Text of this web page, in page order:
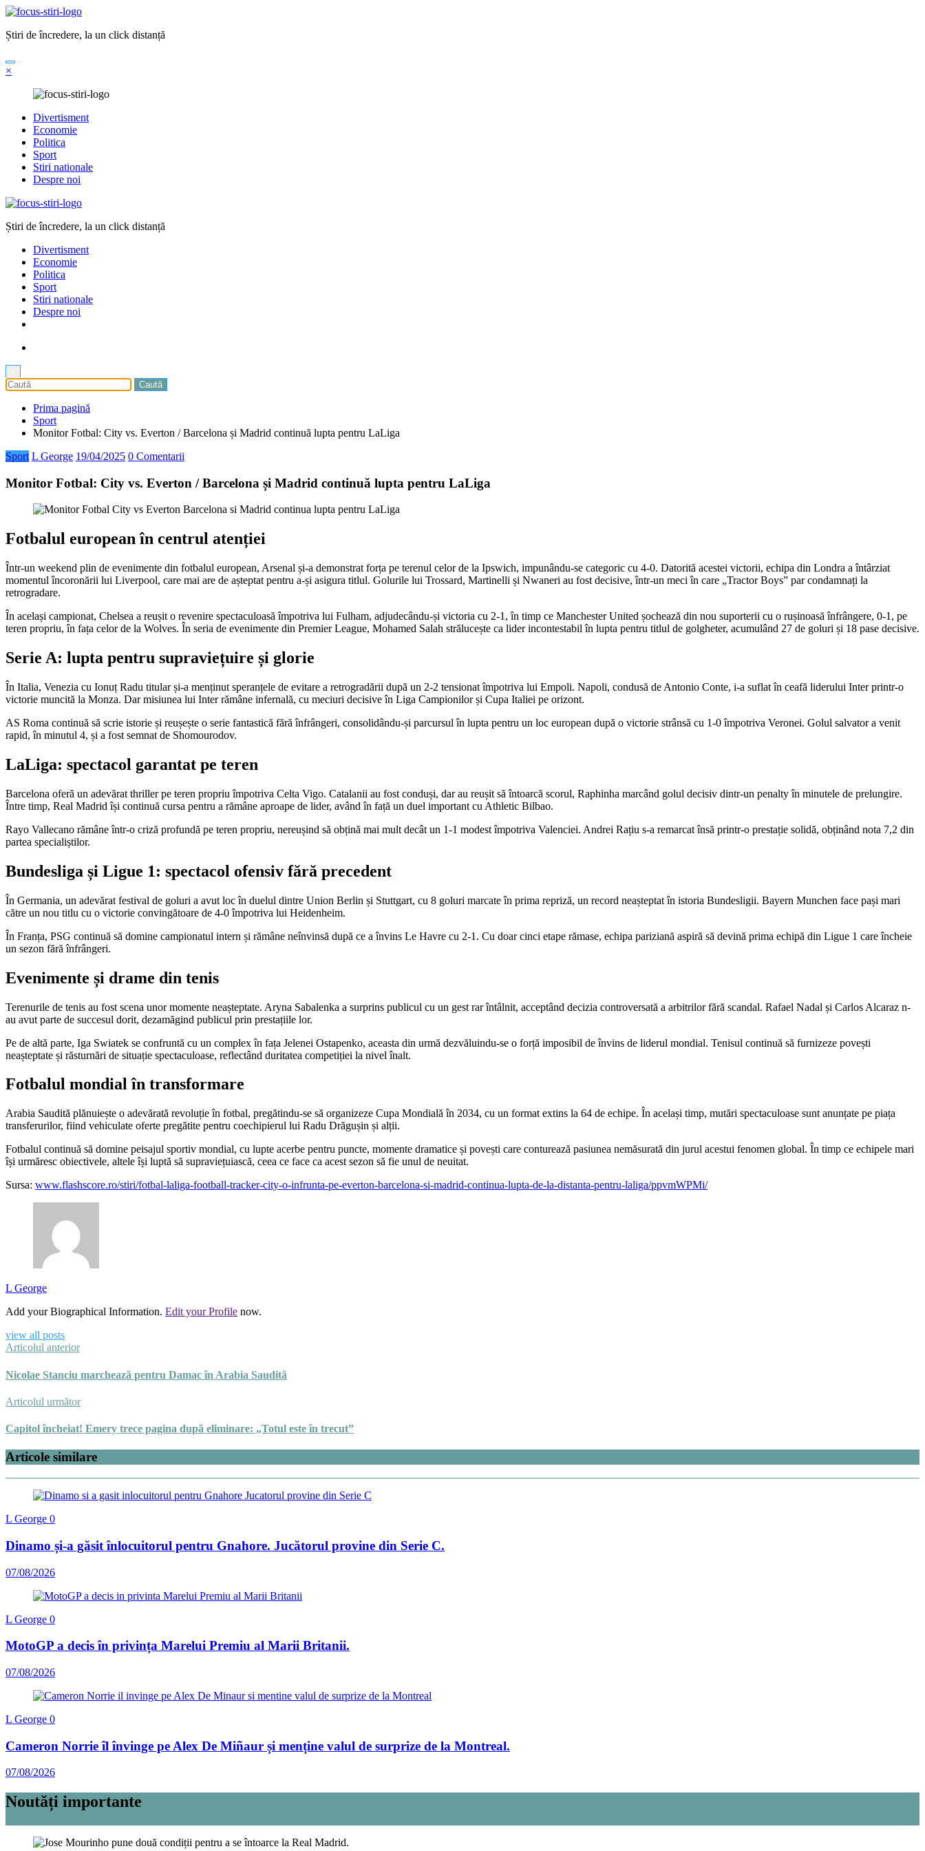
Sari
conținut
Știri de încredere, la un click distanță
×
Divertisment
Economie
Politica
Sport
Stiri nationale
Despre noi
Știri de încredere, la un click distanță
Divertisment
Economie
Politica
Sport
Stiri nationale
Despre noi
Prima pagină
Sport
Monitor Fotbal: City vs. Everton / Barcelona și Madrid continuă lupta pentru LaLiga
Sport L George 19/04/2025 0 Comentarii
Monitor Fotbal: City vs. Everton / Barcelona și Madrid continuă lupta pentru LaLiga
Fotbalul european în centrul atenției
Într-un weekend plin de evenimente din fotbalul european, Arsenal și-a demonstrat forța pe terenul celor de la Ipswich, impunându-se categoric cu 4-0. Datorită acestei victorii, echipa din Londra a întârziat
momentul încoronării lui Liverpool, care mai are de așteptat pentru a-și asigura titlul. Golurile lui Trossard, Martinelli și Nwaneri au fost decisive, într-un meci în care „Tractor Boys” par condamnați la
retrogradare.
În același campionat, Chelsea a reușit o revenire spectaculoasă împotriva lui Fulham, adjudecându-și victoria cu 2-1, în timp ce Manchester United șochează din nou suporterii cu o rușinoasă înfrângere, 0-1, pe
teren propriu, în fața celor de la Wolves. În seria de evenimente din Premier League, Mohamed Salah strălucește ca lider incontestabil în lupta pentru titlul de golgheter, acumulând 27 de goluri și 18 pase decisive.
Serie A: lupta pentru supraviețuire și glorie
În Italia, Venezia cu Ionuț Radu titular și-a menținut speranțele de evitare a retrogradării după un 2-2 tensionat împotriva lui Empoli. Napoli, condusă de Antonio Conte, i-a suflat în ceafă liderului Inter printr-o
victorie muncită la Monza. Dar misiunea lui Inter rămâne infernală, cu meciuri decisive în Liga Campionilor și Cupa Italiei pe orizont.
AS Roma continuă să scrie istorie și reușește o serie fantastică fără înfrângeri, consolidându-și parcursul în lupta pentru un loc european după o victorie strânsă cu 1-0 împotriva Veronei. Golul salvator a venit
rapid, în minutul 4, și a fost semnat de Shomourodov.
LaLiga: spectacol garantat pe teren
Barcelona oferă un adevărat thriller pe teren propriu împotriva Celta Vigo. Catalanii au fost conduși, dar au reușit să întoarcă scorul, Raphinha marcând golul decisiv dintr-un penalty în minutele de prelungire.
Între timp, Real Madrid își continuă cursa pentru a rămâne aproape de lider, având în față un duel important cu Athletic Bilbao.
Rayo Vallecano rămâne într-o criză profundă pe teren propriu, nereușind să obțină mai mult decât un 1-1 modest împotriva Valenciei. Andrei Rațiu s-a remarcat însă printr-o prestație solidă, obținând nota 7,2 din
partea specialiștilor.
Bundesliga și Ligue 1: spectacol ofensiv fără precedent
În Germania, un adevărat festival de goluri a avut loc în duelul dintre Union Berlin și Stuttgart, cu 8 goluri marcate în prima repriză, un record neașteptat în istoria Bundesligii. Bayern Munchen face pași mari
către un nou titlu cu o victorie convingătoare de 4-0 împotriva lui Heidenheim.
În Franța, PSG continuă să domine campionatul intern și rămâne neînvinsă după ce a învins Le Havre cu 2-1. Cu doar cinci etape rămase, echipa pariziană aspiră să devină prima echipă din Ligue 1 care încheie
un sezon fără înfrângeri.
Evenimente și drame din tenis
Terenurile de tenis au fost scena unor momente neașteptate. Aryna Sabalenka a surprins publicul cu un gest rar întâlnit, acceptând decizia controversată a arbitrilor fără scandal. Rafael Nadal și Carlos Alcaraz n-
au avut parte de succesul dorit, dezamăgind publicul prin prestațiile lor.
Pe de altă parte, Iga Swiatek se confruntă cu un complex în fața Jelenei Ostapenko, aceasta din urmă dezvăluindu-se o forță imposibil de învins de liderul mondial. Tenisul continuă să furnizeze povești
neașteptate și răsturnări de situație spectaculoase, reflectând duritatea competiției la nivel înalt.
Fotbalul mondial în transformare
Arabia Saudită plănuiește o adevărată revoluție în fotbal, pregătindu-se să organizeze Cupa Mondială în 2034, cu un format extins la 64 de echipe. În același timp, mutări spectaculoase sunt anunțate pe piața
transferurilor, fiind vehiculate oferte pregătite pentru coechipierul lui Radu Drăgușin și alții.
Fotbalul continuă să domine peisajul sportiv mondial, cu lupte acerbe pentru puncte, momente dramatice și povești care conturează pasiunea nemăsurată din jurul acestui fenomen global. În timp ce echipele mari
își urmăresc obiectivele, altele își luptă să supraviețuiască, ceea ce face ca acest sezon să fie unul de neuitat.
Sursa: www.flashscore.ro/stiri/fotbal-laliga-football-tracker-city-o-infrunta-pe-everton-barcelona-si-madrid-continua-lupta-de-la-distanta-pentru-laliga/ppvmWPMi/
L George
Add your Biographical Information. Edit your Profile now.
view all posts
Articolul anterior
Nicolae Stanciu marchează pentru Damac în Arabia Saudită
Articolul următor
Capitol încheiat! Emery trece pagina după eliminare: „Totul este în trecut”
Articole similare
L George 0
Dinamo și-a găsit înlocuitorul pentru Gnahore. Jucătorul provine din Serie C.
07/08/2026
L George 0
MotoGP a decis în privința Marelui Premiu al Marii Britanii.
07/08/2026
L George 0
Cameron Norrie îl învinge pe Alex De Miñaur și menține valul de surprize de la Montreal.
07/08/2026
Noutăți importante